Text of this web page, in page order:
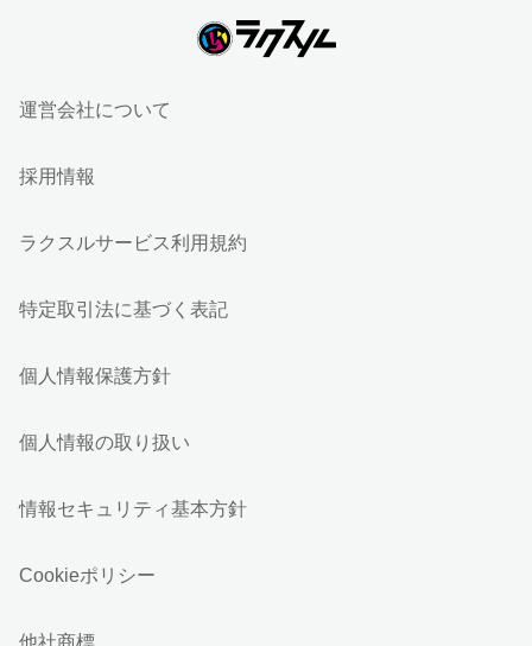
運営会社について
採用情報
ラクスルサービス利用規約
特定取引法に基づく表記
個人情報保護方針
個人情報の取り扱い
情報セキュリティ基本方針
Cookieポリシー
他社商標